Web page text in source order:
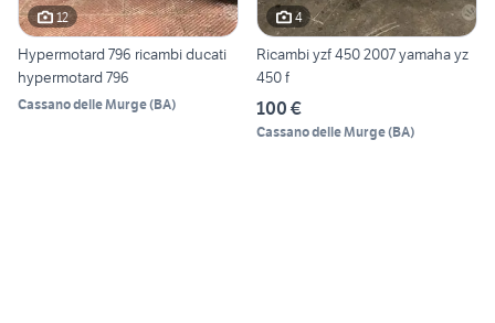
12
Hypermotard 796 ricambi ducati
hypermotard 796
Cassano delle Murge(BA)
4
Ricambi yzf 450 2007 yamaha yz
450 f
100 €
Cassano delle Murge(BA)